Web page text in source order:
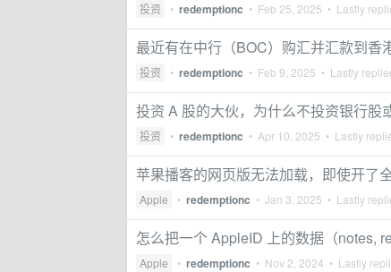
投资 • redemptionc • Feb 25, 2025 • Lastly
最近有在中行（BOC）购汇并汇款到香
投资 • redemptionc • Feb 9, 2025 • Lastly
投资 A 股的大伙，为什么不投资银行股
投资 • redemptionc • Apr 10, 2025 • Lastly
苹果播客的网页版无法加载，即使开了
Apple • redemptionc • Jan 3, 2025 • Lastly
怎么把一个 AppleID 上的数据（notes,
Apple • redemptionc • Nov 2, 2024 • Lastly